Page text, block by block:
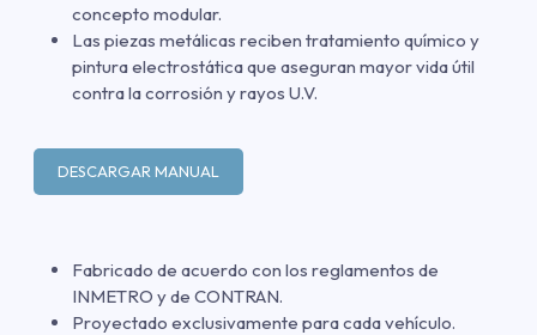
concepto modular.
Las piezas metálicas reciben tratamiento químico y
pintura electrostática que aseguran mayor vida útil
contra la corrosión y rayos U.V.
DESCARGAR MANUAL
Fabricado de acuerdo con los reglamentos de
INMETRO y de CONTRAN.
Proyectado exclusivamente para cada vehículo.